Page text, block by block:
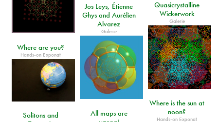
Quasicrystalline
Wickerwork
Galerie
Jos Leys, Étienne
Ghys and Aurélien
Alvarez
Galerie
Where are you?
Hands-on Exponat
Where is the sun at
noon?
Hands-on Exponat
All maps are
Solitons and